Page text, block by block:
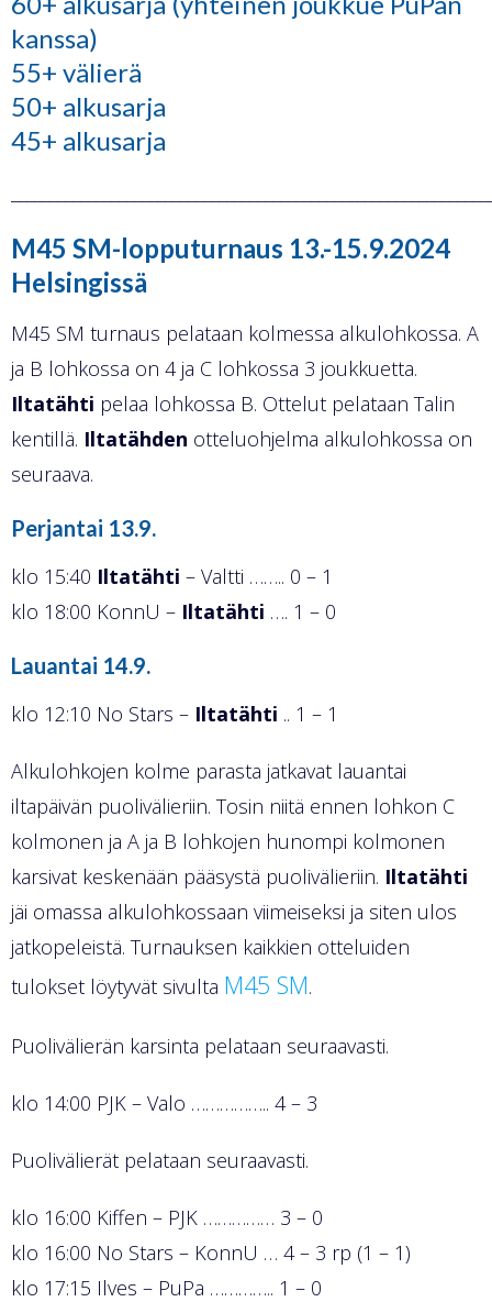
kanssa)
55+ välierä
50+ alkusarja
45+ alkusarja
M45 SM-lopputurnaus 13.-15.9.2024
Helsingissä
M45 SM turnaus pelataan kolmessa alkulohkossa. A
ja B lohkossa on 4 ja C lohkossa 3 joukkuetta.
Iltatähti pelaa lohkossa B. Ottelut pelataan Talin
kentillä. Iltatähden otteluohjelma alkulohkossa on
seuraava.
Perjantai 13.9.
klo 15:40 Iltatähti – Valtti …….. 0 – 1
klo 18:00 KonnU – Iltatähti …. 1 – 0
Lauantai 14.9.
klo 12:10 No Stars – Iltatähti .. 1 – 1
Alkulohkojen kolme parasta jatkavat lauantai
iltapäivän puolivälieriin. Tosin niitä ennen lohkon C
kolmonen ja A ja B lohkojen hunompi kolmonen
karsivat keskenään pääsystä puolivälieriin. Iltatähti
jäi omassa alkulohkossaan viimeiseksi ja siten ulos
jatkopeleistä. Turnauksen kaikkien otteluiden
tulokset löytyvät sivulta M45 SM.
Puolivälierän karsinta pelataan seuraavasti.
klo 14:00 PJK – Valo …………….. 4 – 3
Puolivälierät pelataan seuraavasti.
klo 16:00 Kiffen – PJK …………… 3 – 0
klo 16:00 No Stars – KonnU … 4 – 3 rp (1 – 1)
klo 17:15 Ilves – PuPa ………….. 1 – 0